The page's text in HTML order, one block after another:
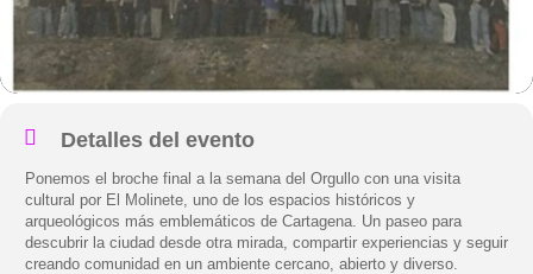
Detalles del evento
Ponemos el broche final a la semana del Orgullo con una visita
cultural por El Molinete, uno de los espacios históricos y
arqueológicos más emblemáticos de Cartagena. Un paseo para
descubrir la ciudad desde otra mirada, compartir experiencias y seguir
creando comunidad en un ambiente cercano, abierto y diverso.